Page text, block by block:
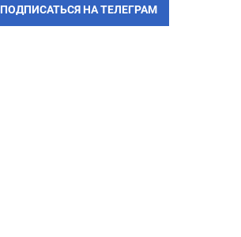
ПОДПИСАТЬСЯ НА ТЕЛЕГРАМ